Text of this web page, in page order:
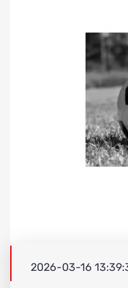
2026-03-16